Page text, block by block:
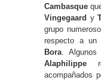
Cambasque
Vingegaard y
grupo
respecto a un
Bora.
Alaphilippe
acompañados